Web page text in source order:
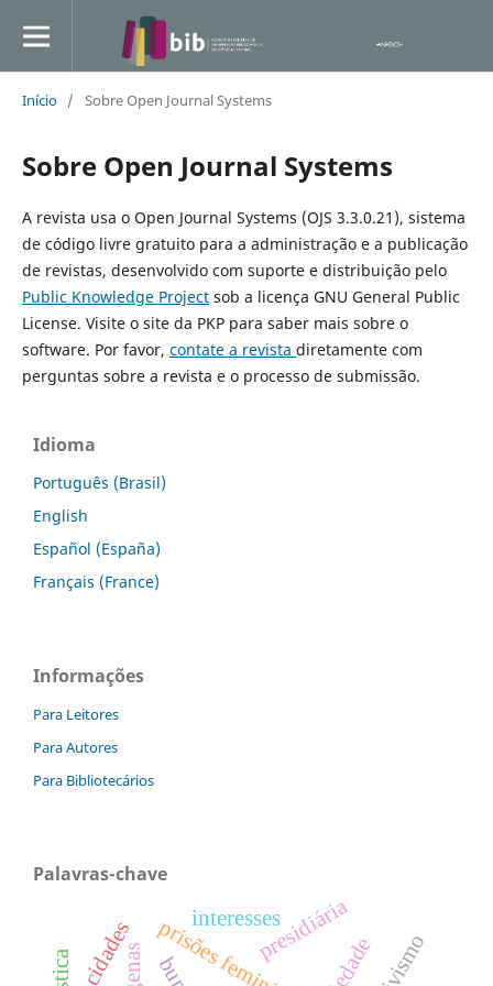
Início / Sobre Open Journal Systems
Sobre Open Journal Systems
A revista usa o Open Journal Systems (OJS 3.3.0.21), sistema
de código livre gratuito para a administração e a publicação
de revistas, desenvolvido com suporte e distribuição pelo
Public Knowledge Projectsob a licença GNU General Public
License. Visite o site da PKP para saber mais sobre o
software. Por favor, contate a revista diretamente com
perguntas sobre a revista e o processo de submissão.
Idioma
Português (Brasil)
English
Español (España)
Français (France)
Informações
Para Leitores
Para Autores
Para Bibliotecários
Palavras-chave
presidiária
interesses
cidades